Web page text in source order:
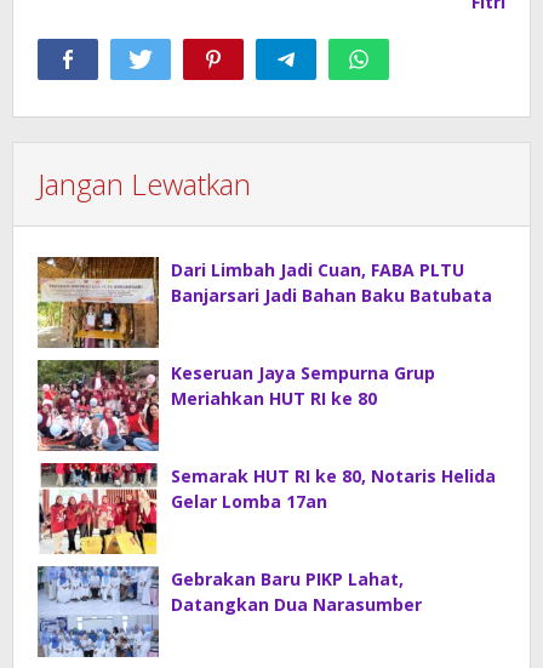
Jangan Lewatkan
Dari Limbah Jadi Cuan, FABA PLTU
Banjarsari Jadi Bahan Baku Batubata
Keseruan Jaya Sempurna Grup
Meriahkan HUT RI ke 80
Semarak HUT RI ke 80, Notaris Helida
Gelar Lomba 17an
Gebrakan Baru PIKP Lahat,
Datangkan Dua Narasumber